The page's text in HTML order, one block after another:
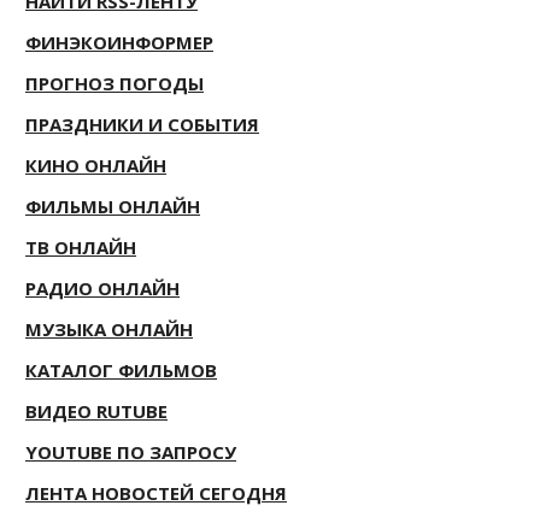
ФИНЭКОИНФОРМЕР
ПРОГНОЗ ПОГОДЫ
ПРАЗДНИКИ И СОБЫТИЯ
КИНО ОНЛАЙН
ФИЛЬМЫ ОНЛАЙН
ТВ ОНЛАЙН
РАДИО ОНЛАЙН
МУЗЫКА ОНЛАЙН
КАТАЛОГ ФИЛЬМОВ
ВИДЕО RUTUBE
YOUTUBE ПО ЗАПРОСУ
ЛЕНТА НОВОСТЕЙ СЕГОДНЯ